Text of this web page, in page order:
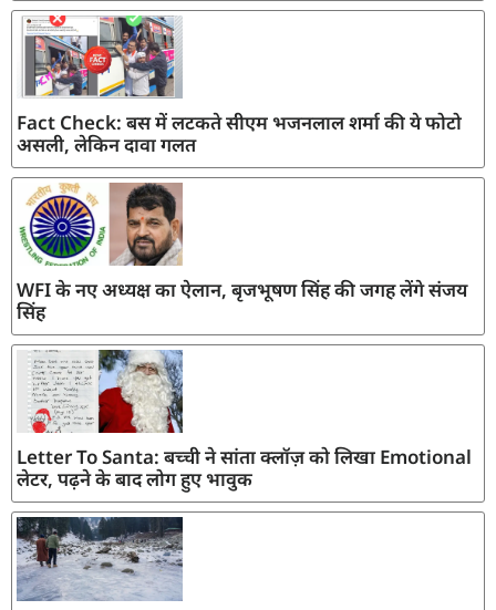
Fact Check: बस में लटकते सीएम भजनलाल शर्मा की ये फोटो
असली, लेकिन दावा गलत
WFI के नए अध्यक्ष का ऐलान, बृजभूषण सिंह की जगह लेंगे संजय
सिंह
Letter To Santa: बच्ची ने सांता क्लॉज़ को लिखा Emotional
लेटर, पढ़ने के बाद लोग हुए भावुक